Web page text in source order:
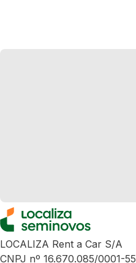
LOCALIZA Rent a Car S/A
CNPJ nº 16.670.085/0001-55